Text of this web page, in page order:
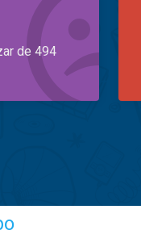
de 494